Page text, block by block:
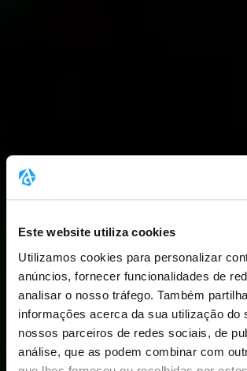
Este website utiliza cookies
Utilizamos cookies para personalizar
anúncios, fornecer funcionalidades de
analisar o nosso tráfego. Também
informações acerca da sua utilização do
nossos parceiros de redes sociais, de
análise, que as podem combinar com